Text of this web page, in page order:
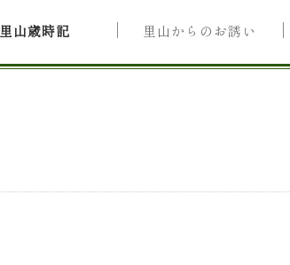
里山歳時記 里山からのお誘い